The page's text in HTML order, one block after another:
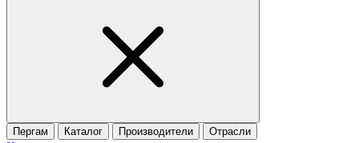
Пергам Каталог Производители Отрасли